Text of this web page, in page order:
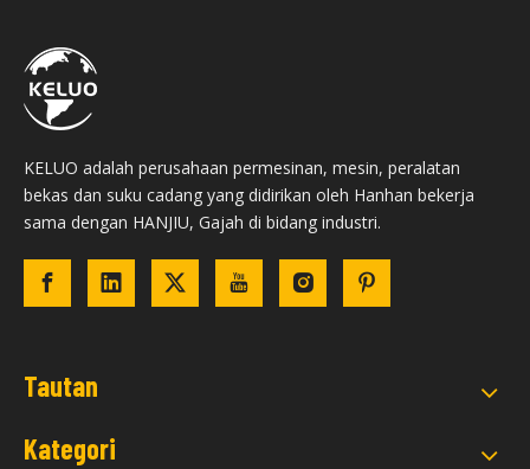
KELUO adalah perusahaan permesinan, mesin, peralatan
bekas dan suku cadang yang didirikan oleh Hanhan bekerja
sama dengan HANJIU, Gajah di bidang industri.
Tautan
Kategori